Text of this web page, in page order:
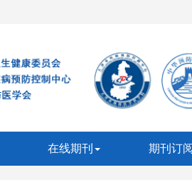
在线期刊 期刊订阅